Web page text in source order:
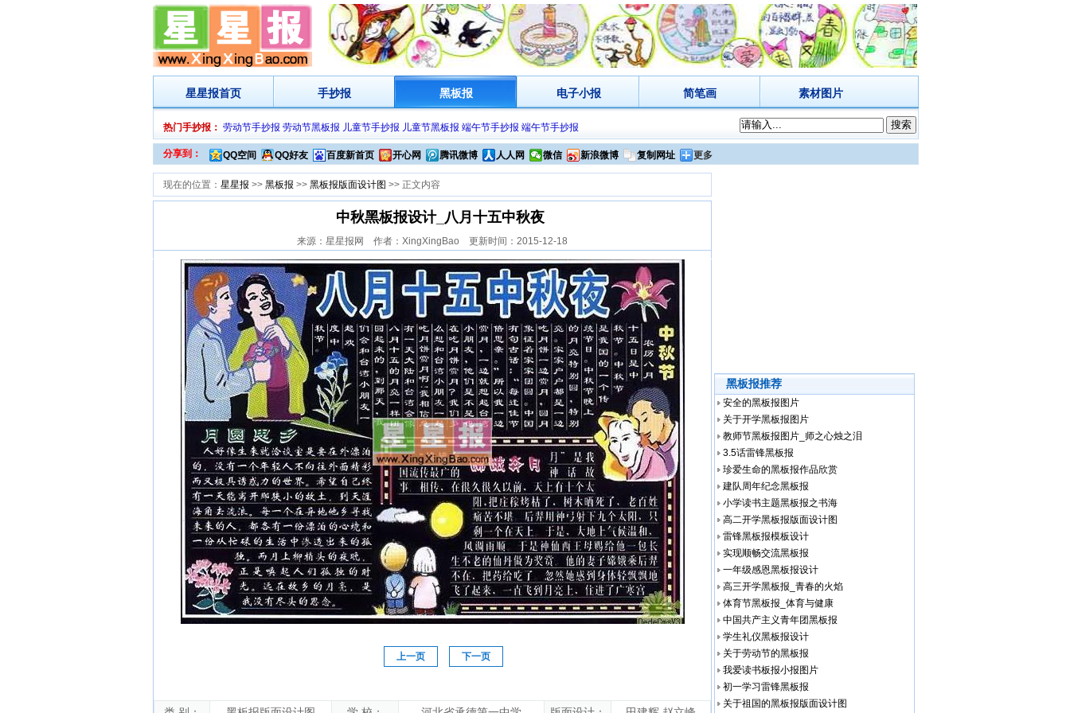
星星报首页 手抄报 黑板报 电子小报 简笔画 素材图片
热门手抄报： 劳动节手抄报 劳动节黑板报 儿童节手抄报 儿童节黑板报 端午节手抄报 端午节手抄报
分享到： QQ空间 QQ好友 百度新首页 开心网 腾讯微博 人人网 微信 新浪微博 复制网址 更多
现在的位置： 星星报 >> 黑板报 >> 黑板报版面设计图 >> 正文内容
中秋黑板报设计_八月十五中秋夜
来源：星星报网 作者：XingXingBao 更新时间：2015-12-18
上一页 下一页
黑板报推荐
安全的黑板报图片
关于开学黑板报图片
教师节黑板报图片_师之心烛之泪
3.5话雷锋黑板报
珍爱生命的黑板报作品欣赏
建队周年纪念黑板报
小学读书主题黑板报之书海
高二开学黑板报版面设计图
雷锋黑板报模板设计
实现顺畅交流黑板报
一年级感恩黑板报设计
高三开学黑板报_青春的火焰
体育节黑板报_体育与健康
中国共产主义青年团黑板报
学生礼仪黑板报设计
关于劳动节的黑板报
我爱读书板报小报图片
初一学习雷锋黑板报
关于祖国的黑板报版面设计图